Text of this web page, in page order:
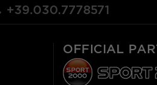
+39.030.7778571
OFFICIAL